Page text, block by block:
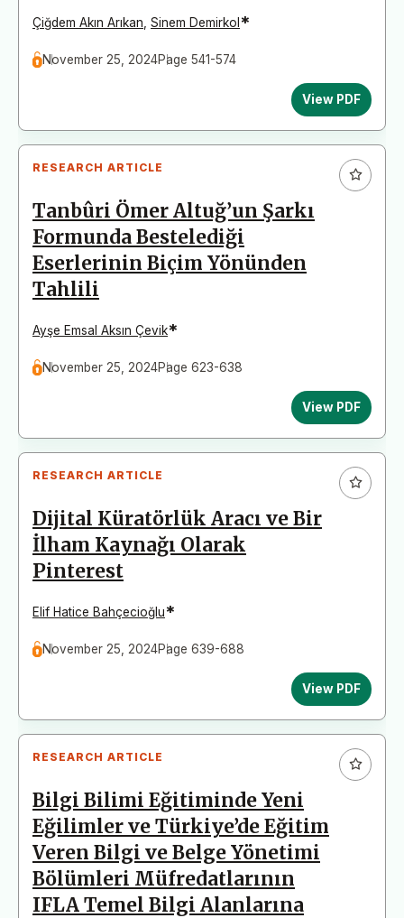
Çiğdem Akın Arıkan Sinem Demirkol *
November 25, 2024Page 541-574
View PDF
RESEARCH ARTICLE
Tanbûri Ömer Altuğ’un Şarkı
Formunda Bestelediği
Eserlerinin Biçim Yönünden
Tahlili
Ayşe Emsal Aksın Çevik*
November 25, 2024Page 623-638
View PDF
RESEARCH ARTICLE
Dijital Küratörlük Aracı ve Bir
İlham Kaynağı Olarak
Pinterest
Elif Hatice Bahçecioğlu*
November 25, 2024Page 639-688
View PDF
RESEARCH ARTICLE
Bilgi Bilimi Eğitiminde Yeni
Eğilimler ve Türkiye’de Eğitim
Veren Bilgi ve Belge Yönetimi
Bölümleri Müfredatlarının
IFLA Temel Bilgi Alanlarına